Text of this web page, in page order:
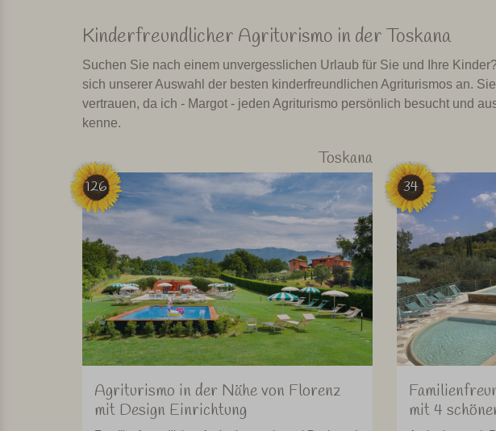
Kinderfreundlicher Agriturismo in der Toskana
Suchen Sie nach einem unvergesslichen Urlaub für Sie und Ihre
sich unserer Auswahl der besten kinderfreundlichen Agriturismos an.
vertrauen, da ich - Margot - jeden Agriturismo persönlich besucht und
kenne.
Toskana
126
Agriturismo in der Nähe von Florenz
mit Design Einrichtung
34
mit 4